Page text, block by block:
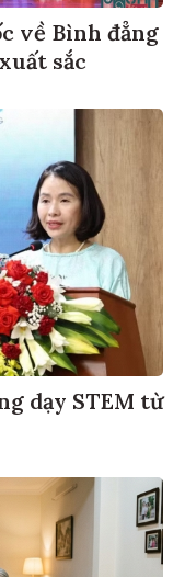
về Bình đẳng
sắc
dạy STEM từ